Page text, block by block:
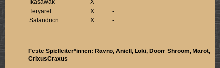
Ikasawak
X
-
Teryarel
X
-
Salandrion
X -
Feste Spielleiter*innen: Ravno, Aniell, Loki, Doom Shroom, Marot,
CrixusCraxus